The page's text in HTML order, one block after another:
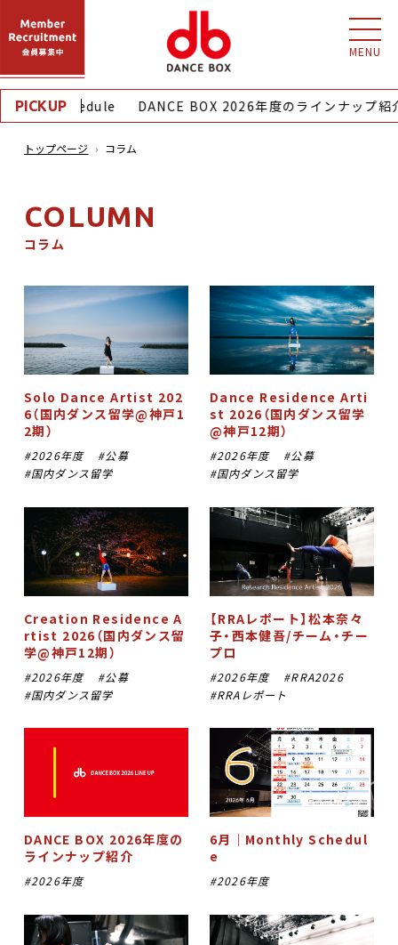
MENU
PICKUPSchedule DANCE BOX 2026年度のラインナップ紹介
トップページ コラム
COLUMN
コラム
Solo Dance Artist 202
6（国内ダンス留学@神戸1
2期）
2026年度
公募
国内ダンス留学
Dance Residence Arti
st 2026（国内ダンス留学
@神戸12期）
2026年度
公募
国内ダンス留学
Creation Residence A
rtist 2026（国内ダンス留
学@神戸12期）
2026年度
公募
国内ダンス留学
【RRAレポート】松本奈々
子・西本健吾/チーム・チー
プロ
2026年度
RRA2026
RRAレポート
DANCE BOX 2026年度の
ラインナップ紹介
2026年度
6月｜Monthly Schedul
e
2026年度